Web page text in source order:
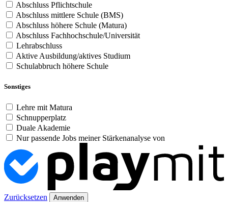
Abschluss Pflichtschule
Abschluss mittlere Schule (BMS)
Abschluss höhere Schule (Matura)
Abschluss Fachhochschule/Universität
Lehrabschluss
Aktive Ausbildung/aktives Studium
Schulabbruch höhere Schule
Sonstiges
Lehre mit Matura
Schnupperplatz
Duale Akademie
Nur passende Jobs meiner Stärkenanalyse von
Zurücksetzen Anwenden